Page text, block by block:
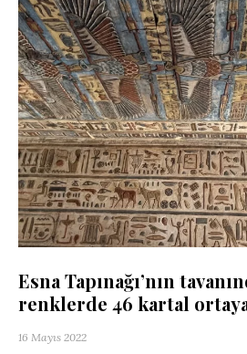
Esna Tapınağı’nın
renklerde 46 kartal ortaya
16 Mayıs 2022